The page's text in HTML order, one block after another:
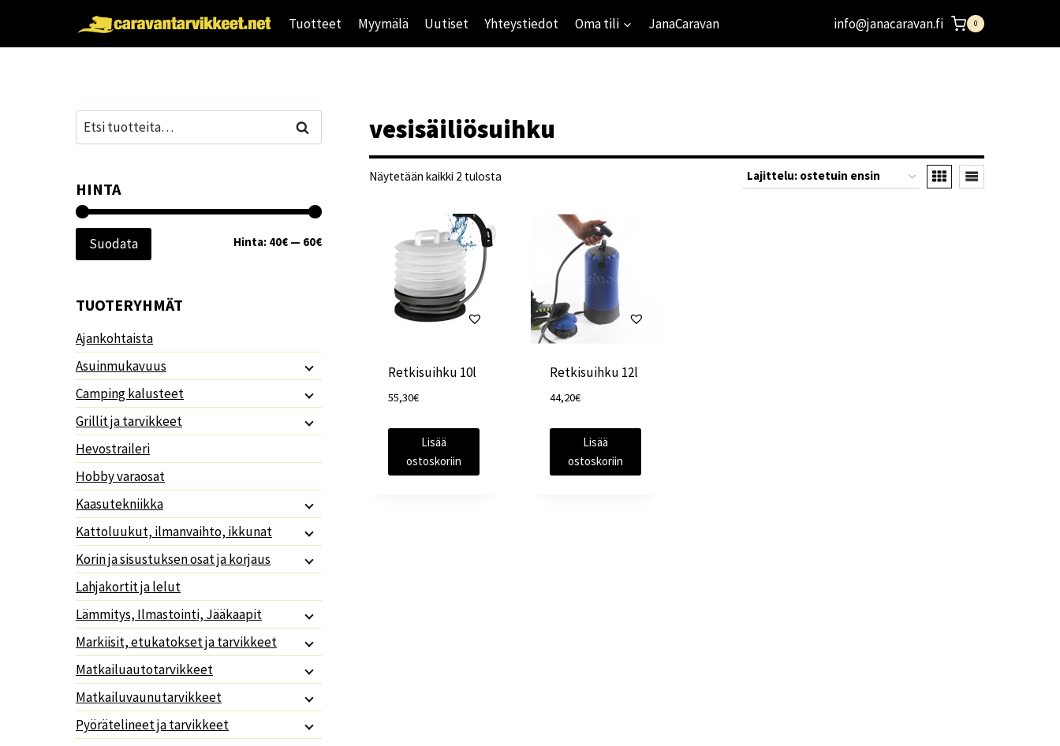
Tuotteet Myymälä Uutiset Yhteystiedot Oma tili JanaCaravan info@janacaravan.fi 0
vesisäiliösuihku
Näytetään kaikki 2 tulostaSuosituimmat
Retkisuihku 10l
55,30€
Lisää
ostoskoriin
Retkisuihku 12l
44,20€
Lisää
ostoskoriin
Etsi: Haku
HINTA
Minimihinta
Maksimihinta
Suodata Hinta: 40€ — 60€
TUOTERYHMÄT
Ajankohtaista
Asuinmukavuus
Camping kalusteet
Grillit ja tarvikkeet
Hevostraileri
Hobby varaosat
Kaasutekniikka
Kattoluukut, ilmanvaihto, ikkunat
Korin ja sisustuksen osat ja korjaus
Lahjakortit ja lelut
Lämmitys, Ilmastointi, Jääkaapit
Markiisit, etukatokset ja tarvikkeet
Matkailuautotarvikkeet
Matkailuvaunutarvikkeet
Pyörätelineet ja tarvikkeet